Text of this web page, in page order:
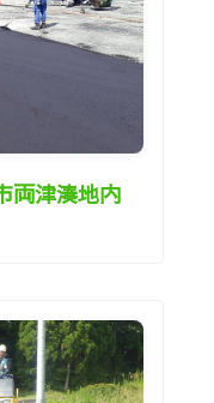
両津湊地内